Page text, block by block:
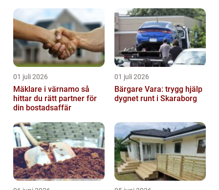
01 juli 2026
Mäklare i värnamo så
hittar du rätt partner för
din bostadsaffär
01 juli 2026
Bärgare Vara: trygg hjälp
dygnet runt i Skaraborg